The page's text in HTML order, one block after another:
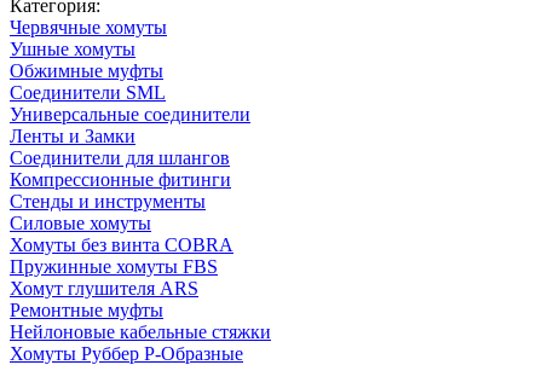
Категория:
Червячные хомуты
Ушные хомуты
Обжимные муфты
Соединители SML
Универсальные соединители
Ленты и Замки
Соединители для шлангов
Компрессионные фитинги
Стенды и инструменты
Силовые хомуты
Хомуты без винта COBRA
Пружинные хомуты FBS
Хомут глушителя ARS
Ремонтные муфты
Нейлоновые кабельные стяжки
Хомуты Руббер Р-Образные